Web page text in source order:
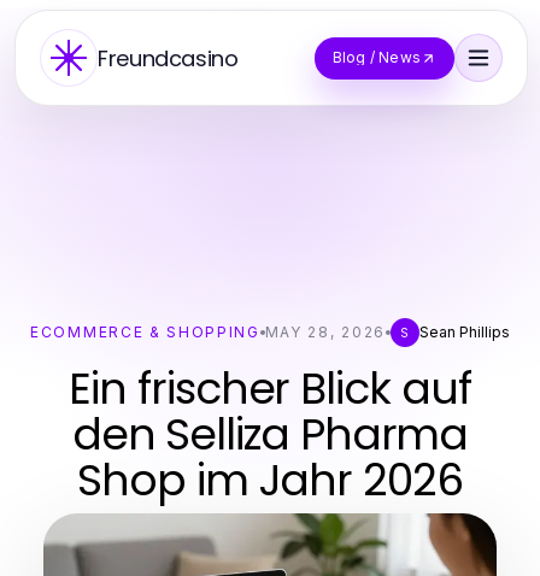
Freundcasino Blog / News
ECOMMERCE & SHOPPING MAY 28, 2026 S Sean Phillips
Ein frischer Blick auf
den Selliza Pharma
Shop im Jahr 2026